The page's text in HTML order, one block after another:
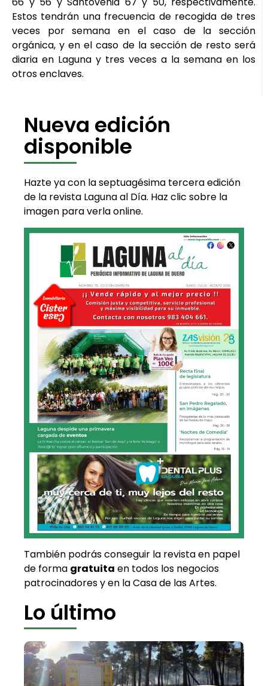
Estos tendrán una frecuencia de recogida de tres
veces por semana en el caso de la sección
orgánica, y en el caso de la sección de resto será
diaria en Laguna y tres veces a la semana en los
otros enclaves.
Nueva edición
disponible
Hazte ya con la septuagésima tercera edición
de la revista Laguna al Día. Haz clic sobre la
imagen para verla online.
También podrás conseguir la revista en papel
de forma gratuita en todos los negocios
patrocinadores y en la Casa de las Artes.
Lo último